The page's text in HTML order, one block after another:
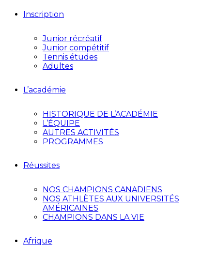
Inscription
Junior récréatif
Junior compétitif
Tennis études
Adultes
L’académie
HISTORIQUE DE L’ACADÉMIE
L’ÉQUIPE
AUTRES ACTIVITÉS
PROGRAMMES
Réussites
NOS CHAMPIONS CANADIENS
NOS ATHLÈTES AUX UNIVERSITÉS
AMÉRICAINES
CHAMPIONS DANS LA VIE
Afrique